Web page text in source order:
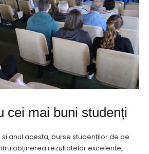
cei mai buni studenți
anul acesta, burse studenților de pe
obținerea rezultatelor excelente,